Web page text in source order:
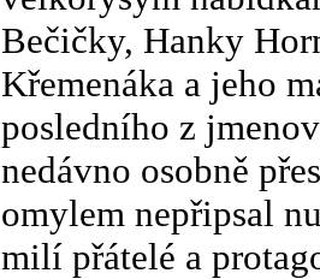
Bečičky, Hanky
Křemenáka a jeho
posledního z
nedávno osobně
omylem nepřipsal
milí přátelé a